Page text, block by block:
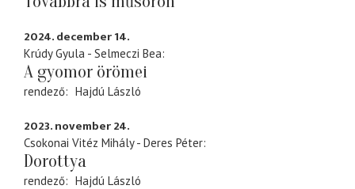
2024. december 14.
Krúdy Gyula - Selmeczi Bea
A gyomor örömei
rendező Hajdú László
2023. november 24.
Csokonai Vitéz Mihály - Deres Péter
Dorottya
rendező Hajdú László